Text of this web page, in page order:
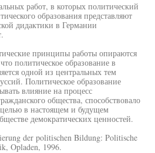
работ, в которых политический
образования представляют
дидактики в Германии
принципы работы опираются
политическое образование в
одной из центральных тем
Политическое образование
влияние на процесс
общества, способствовало
в настоящем и будущем
демократических ценностей.
der politischen Bildung: Politische
Opladen, 1996.